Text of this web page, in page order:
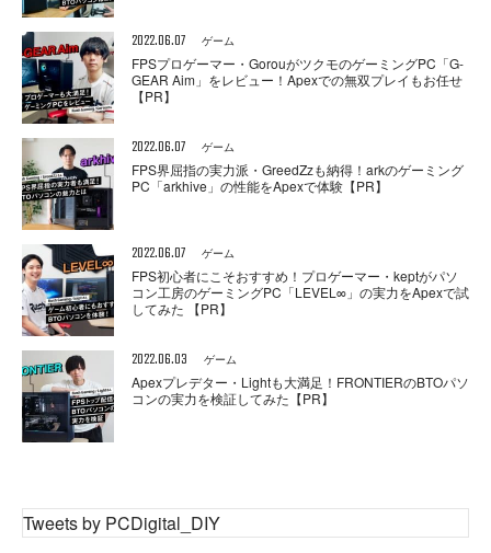
2022.06.07 ゲーム
FPSプロゲーマー・GorouがツクモのゲーミングPC「G-
GEAR Aim」をレビュー！Apexでの無双プレイもお任せ
【PR】
2022.06.07 ゲーム
FPS界屈指の実力派・GreedZzも納得！arkのゲーミング
PC「arkhive」の性能をApexで体験【PR】
2022.06.07 ゲーム
FPS初心者にこそおすすめ！プロゲーマー・keptがパソ
コン工房のゲーミングPC「LEVEL∞」の実力をApexで試
してみた 【PR】
2022.06.03 ゲーム
Apexプレデター・Lightも大満足！FRONTIERのBTOパソ
コンの実力を検証してみた【PR】
Tweets by PCDigital_DIY